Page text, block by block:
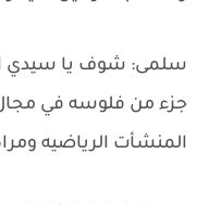
سلمى: شوف يا سيدي
جزء من فلوسه في
المنشأت الرياضيه